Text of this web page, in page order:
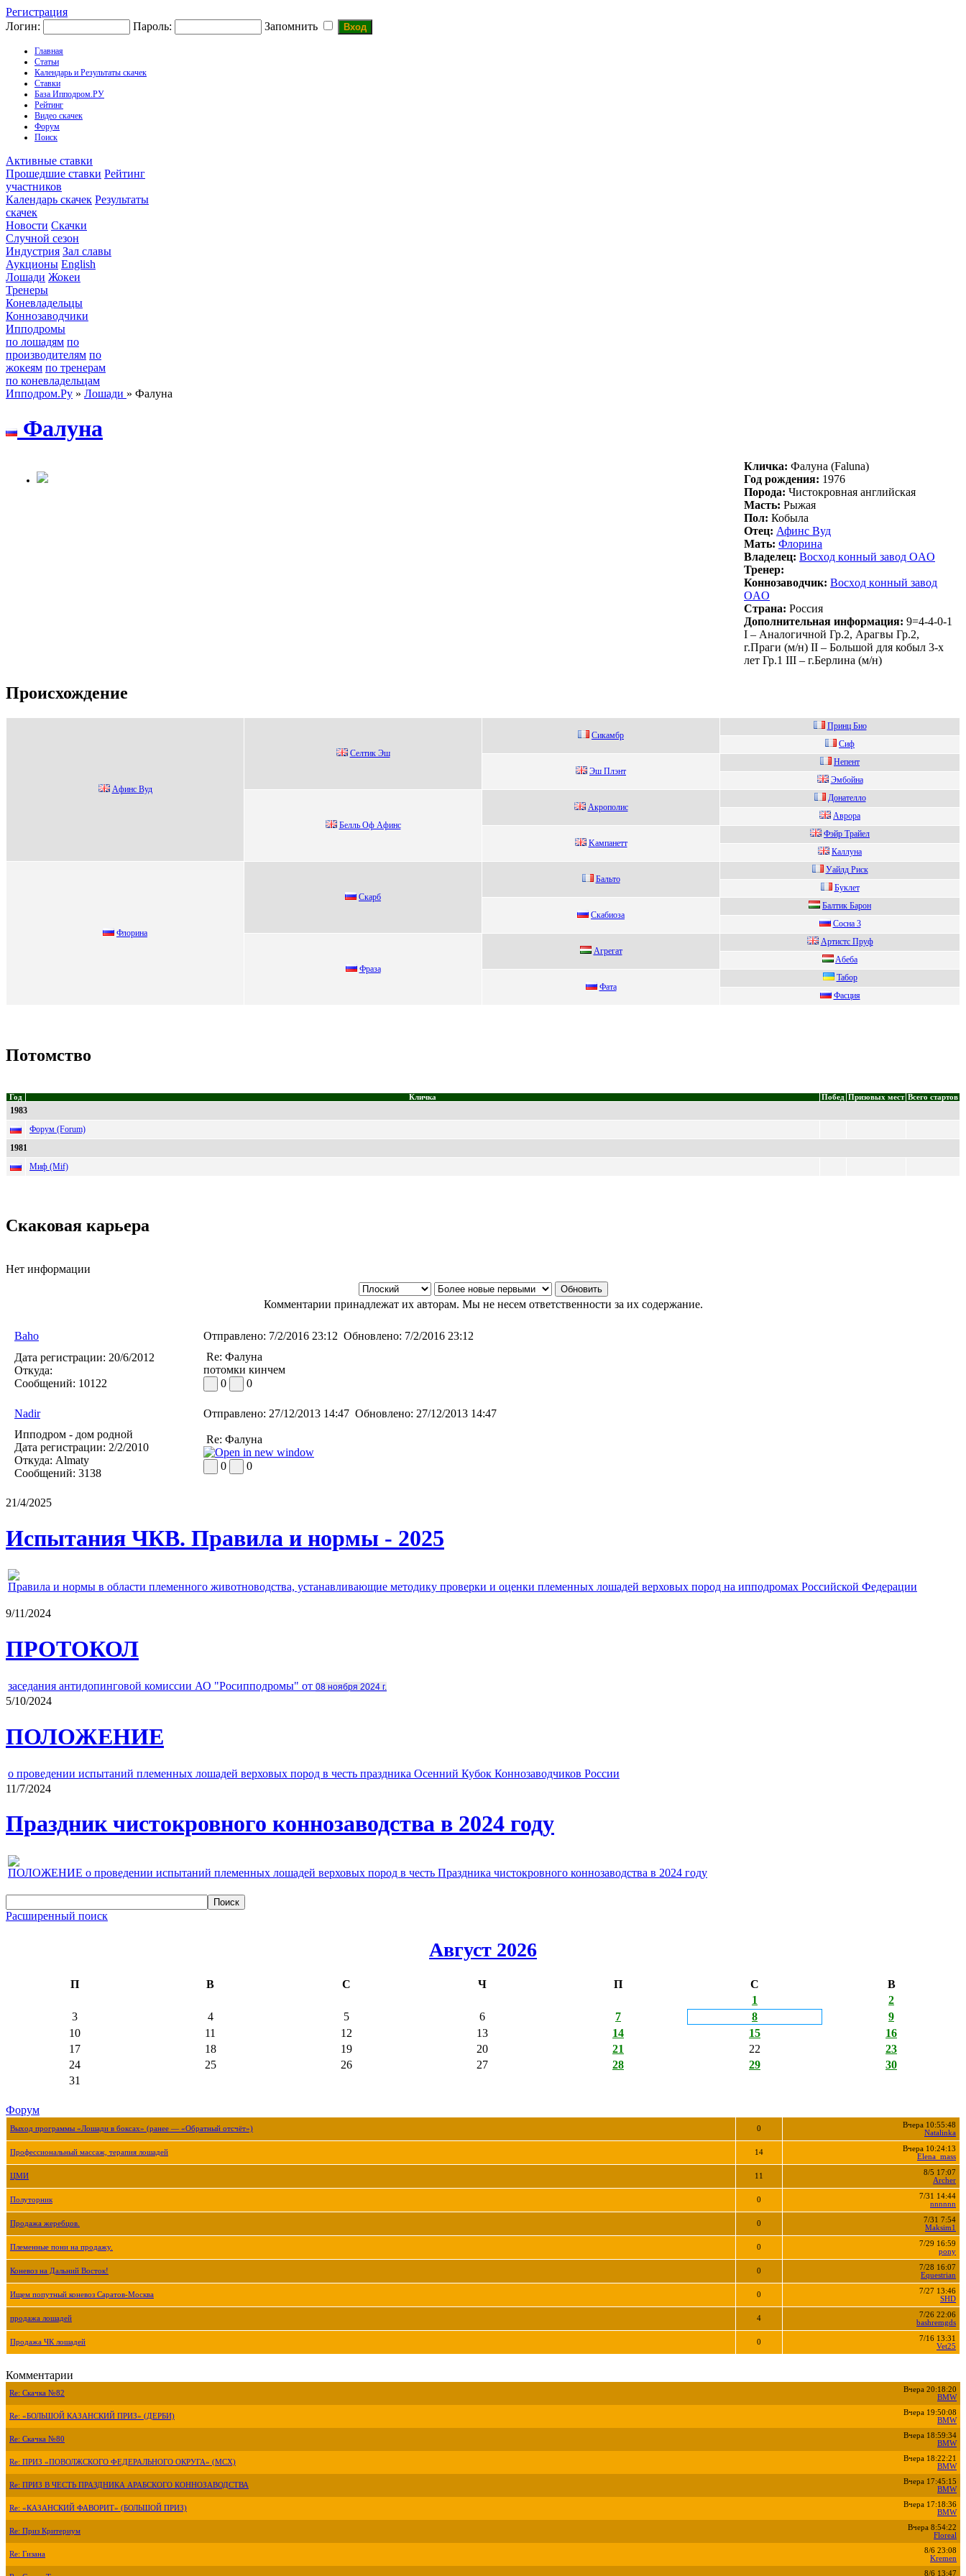
Регистрация
Логин:
Пароль: Запомнить
Главная
Статьи
Календарь и Результаты скачек
Ставки
База Ипподром.РУ
Рейтинг
Видео скачек
Форум
Поиск
Активные ставки
Прошедшие ставки Рейтинг
участников
Календарь скачек Результаты
скачек
Новости Скачки
Случной сезон
Индустрия Зал славы
Аукционы English
Лошади Жокеи
Тренеры
Коневладельцы
Коннозаводчики
Ипподромы
по лошадям по
производителям по
жокеям по тренерам
по коневладельцам
Ипподром.Ру » Лошади » Фалуна
Фалуна
Кличка: Фалуна (Faluna)
Год рождения: 1976
Порода: Чистокровная английская
Масть: Рыжая
Пол: Кобыла
Отец: Афинc Bуд
Мать: Флоринa
Владелец: Вocxoд кoнный зaвoд OAO
Тренер:
Коннозаводчик: Вocxoд кoнный зaвoд
OAO
Страна: Россия
Дополнительная информация: 9=4-4-0-1
I – Аналогичной Гр.2, Арагвы Гр.2,
г.Праги (м/н) II – Большой для кобыл 3-х
лет Гр.1 III – г.Берлина (м/н)
Происхождение
Афинc Bуд
Сeлтик Эш
Cикaмбp
Принц Биo
Cиф
Эш Плэнт
Нeпeнт
Эмбoйнa
Бeлль Oф Aфинc
Акрополиc
Донателло
Аврора
Kампанeтт
Фэйр Трайeл
Кaллунa
Флоринa
Cкарб
Бaльтo
Уaйлд Риск
Буклет
Cкaбиозa
Балтик Баpoн
Сoсна 3
Фpаза
Агpeгат
Артистс Пруф
Aбeба
Фата
Taбop
Фaсция
Потомство
Год Кличка Побед Призовых мест Всего стартов
1983
Форум (Forum)
1981
Миф (Mif)
Скаковая карьера
Нет информации
Комментарии принадлежат их авторам. Мы не несем ответственности за их содержание.
Baho Отправлено: 7/2/2016 23:12 Обновлено: 7/2/2016 23:12
Дата регистрации: 20/6/2012
Откуда:
Сообщений: 10122
Re: Фалуна
потомки кинчем
0
0
Nadir Отправлено: 27/12/2013 14:47 Обновлено: 27/12/2013 14:47
Ипподром - дом родной
Дата регистрации: 2/2/2010
Откуда: Almaty
Сообщений: 3138
Re: Фалуна
0 0
21/4/2025
Испытания ЧКВ. Правила и нормы - 2025
Правила и нормы в области племенного животноводства, устанавливающие методику проверки и оценки племенных лошадей верховых пород на ипподромах Российской Федерации
9/11/2024
ПРОТОКОЛ
заседания антидопинговой комиссии АО "Росипподромы" от 08 ноября 2024 г.
5/10/2024
ПОЛОЖЕНИЕ
о проведении испытаний племенных лошадей верховых пород в честь праздника Осенний Кубок Коннозаводчиков России
11/7/2024
Праздник чистокровного коннозаводства в 2024 году
ПОЛОЖЕНИЕ о проведении испытаний племенных лошадей верховых пород в честь Праздника чистокровного коннозаводства в 2024 году
Расширенный поиск
Август 2026
П В С Ч П С
В
1
2
3
4 5 6 7 8
9
10
11 12 13 14 15
16
17
18 19 20 21 22
23
24
25 26 27 28 29
30
31
Форум
Выход программы «Лошади в боксах» (ранее — «Обратный отсчёт») 0
Вчера 10:55:48
Natalinka
Профессиональный массаж, терапия лошадей 14
Вчера 10:24:13
Elena_mass
ЦМИ 11
8/5 17:07
Archer
Полуторник 0
7/31 14:44
nnnnnn
Продажа жеребцов. 0
7/31 7:54
Maksim1
Племенные пони на продажу. 0
7/29 16:59
pony
Коневоз на Дальний Восток! 0
7/28 16:07
Equestrian
Ищем попутный коневоз Саратов-Москва 0
7/27 13:46
SHD
продажа лошадей 4
7/26 22:06
bashremgds
Продажа ЧК лошадей 0
7/16 13:31
Vet25
Комментарии
Re: Скачка №82
Вчера 20:18:20
BMW
Re: «БОЛЬШОЙ КАЗАНСКИЙ ПРИЗ» (ДЕРБИ)
Вчера 19:50:08
BMW
Re: Скачка №80
Вчера 18:59:34
BMW
Re: ПРИЗ «ПОВОЛЖСКОГО ФЕДЕРАЛЬНОГО ОКРУГА» (МСХ)
Вчера 18:22:21
BMW
Re: ПРИЗ В ЧЕСТЬ ПРАЗДНИКА АРАБСКОГО КОННОЗАВОДСТВА
Вчера 17:45:15
BMW
Re: «КАЗАНСКИЙ ФАВОРИТ» (БОЛЬШОЙ ПРИЗ)
Вчера 17:18:36
BMW
Re: Приз Критериум
Вчера 8:54:22
Floreal
Re: Гизана
8/6 23:08
Kremen
8/6 13:47